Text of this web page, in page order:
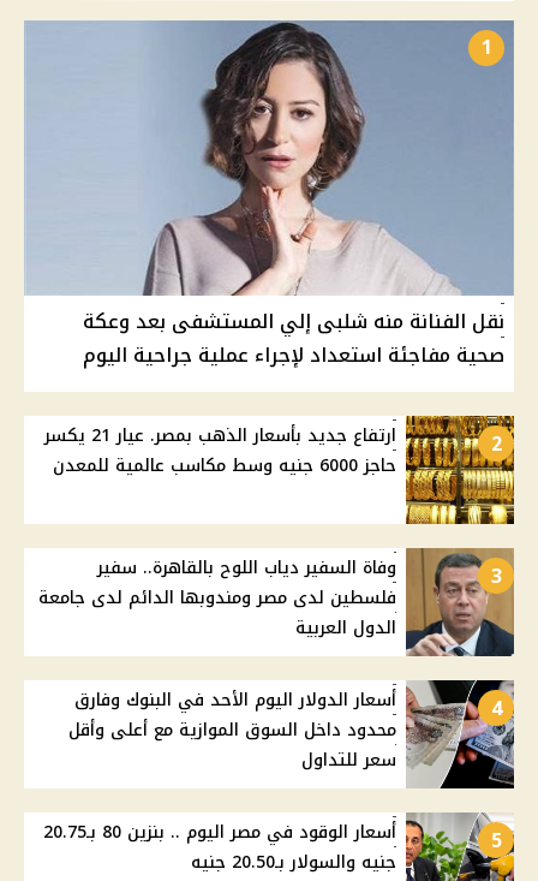
1
نقل الفنانة منه شلبى إلي المستشفى بعد وعكة
صحية مفاجئة استعداد لإجراء عملية جراحية اليوم
2
ارتفاع جديد بأسعار الذهب بمصر. عيار 21 يكسر
حاجز 6000 جنيه وسط مكاسب عالمية للمعدن
3
وفاة السفير دياب اللوح بالقاهرة.. سفير
فلسطين لدى مصر ومندوبها الدائم لدى جامعة
الدول العربية
4
أسعار الدولار اليوم الأحد في البنوك وفارق
محدود داخل السوق الموازية مع أعلى وأقل
سعر للتداول
5
أسعار الوقود في مصر اليوم .. بنزين 80 بـ20.75
جنيه والسولار بـ20.50 جنيه